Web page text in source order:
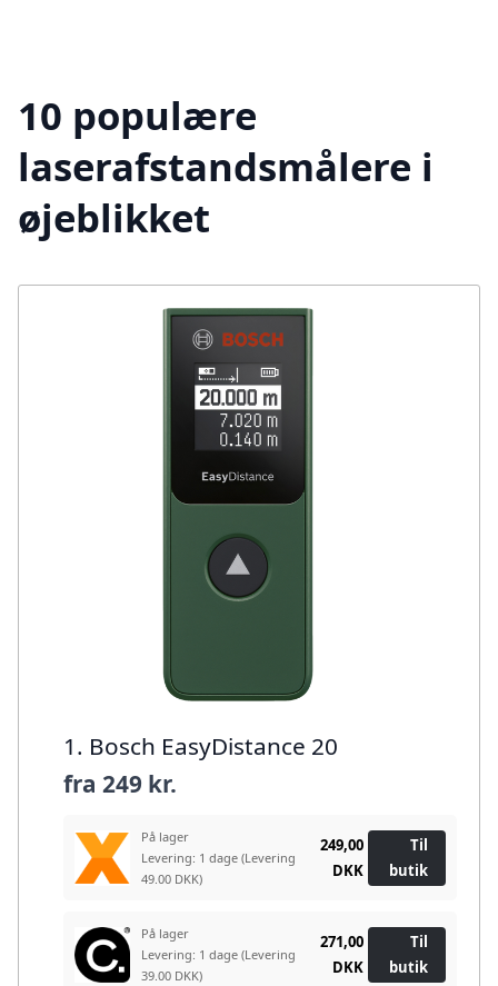
10 populære
laserafstandsmålere i
øjeblikket
1. Bosch EasyDistance 20
fra 249 kr.
På lager
Levering: 1 dage (Levering
49.00 DKK)
249,00
DKK
Til
butik
På lager
Levering: 1 dage (Levering
39.00 DKK)
271,00
DKK
Til
butik